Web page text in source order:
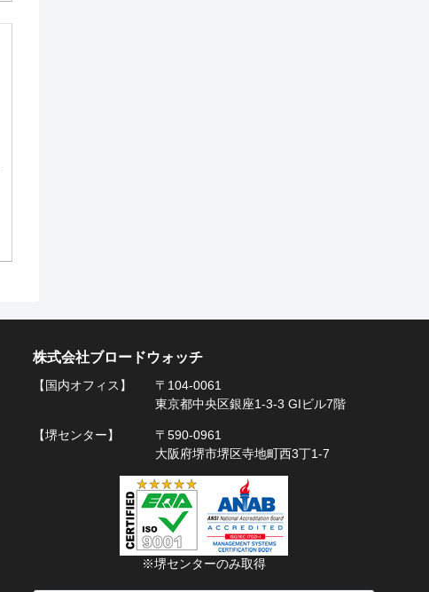
株式会社ブロードウォッチ
【国内オフィス】
〒104-0061
東京都中央区銀座1-3-3 GIビル7階
【堺センター】
〒590-0961
大阪府堺市堺区寺地町西3丁1-7
※堺センターのみ取得